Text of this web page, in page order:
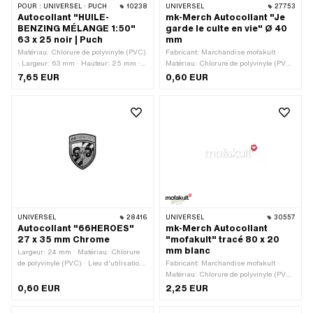
POUR : UNIVERSEL · PUCH 10238
Autocollant "HUILE-
BENZING MÉLANGE 1:50"
63 x 25 noir | Puch
Matériau: Chlorure de polyvinyle (PVC)
· Largeur: 63 mm · Hauteur: 25 mm ·
Composition du verso: Colle ·
Résistance: Résistant aux UV ·
Lieu d'utilisation: Réservoir (+ cadre) ·
7,65 EUR
UNIVERSEL 27753
mk-Merch Autocollant "Je
garde le culte en vie" Ø 40
mm
Fabricant: Marchandise mofakult ·
Matériau: Chlorure de polyvinyle (PVC)
· Diamètre: 40 mm · Composition du
verso: Colle · Résistance: Résistant
l’essence · Lieu d'utilisation: Universel
0,60 EUR
UNIVERSEL 28416
Autocollant "66HEROES"
27 x 35 mm Chrome
Largeur: 24 mm · Matériau: Chlorure
de polyvinyle (PVC) · Lieu d'utilisation:
Composition du verso: Colle ·
Résistance: Résistant aux UV ·
0,60 EUR
UNIVERSEL 30557
mk-Merch Autocollant
"mofakult" tracé 80 x 20
mm blanc
Fabricant: Marchandise mofakult ·
Matériau: Chlorure de polyvinyle (PVC)
· Couleur: blanc · Largeur: 80 mm ·
Hauteur: 21 mm · Composition du
2,25 EUR